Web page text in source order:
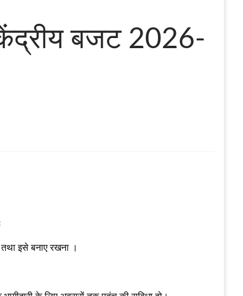
केंद्रीय बजट 2026-
इसे बनाए रखना ।